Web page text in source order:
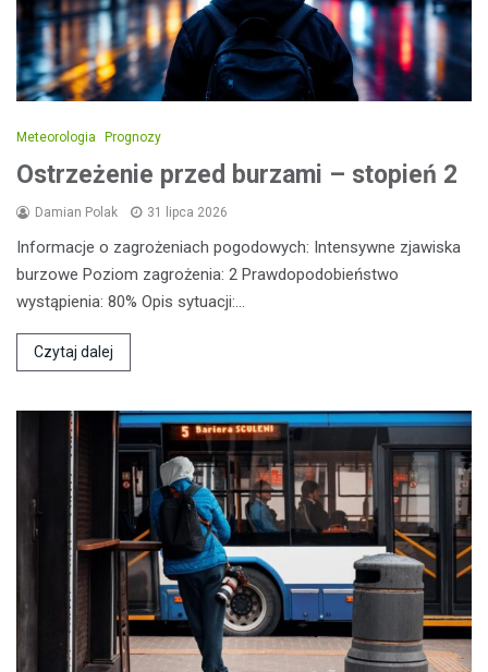
Meteorologia Prognozy
Ostrzeżenie przed burzami – stopień 2
Damian Polak 31 lipca 2026
Informacje o zagrożeniach pogodowych: Intensywne zjawiska
burzowe Poziom zagrożenia: 2 Prawdopodobieństwo
wystąpienia: 80% Opis sytuacji:…
Czytaj dalej